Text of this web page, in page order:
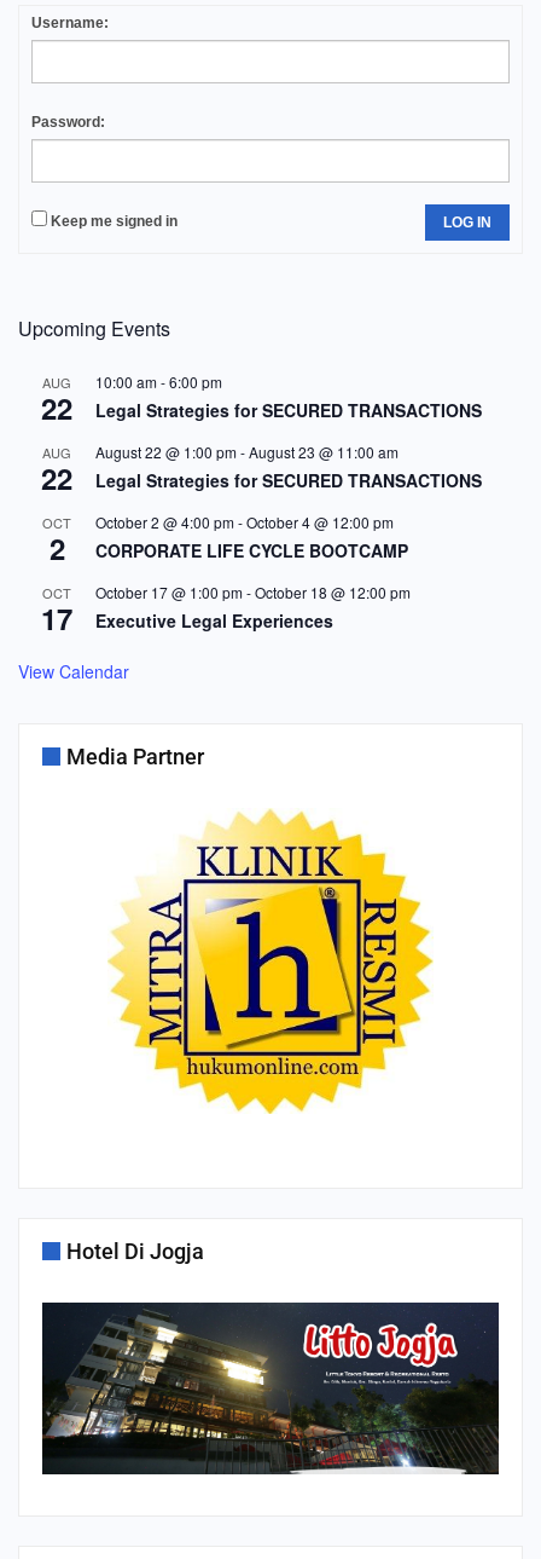
Username:
Password:
Keep me signed in LOG IN
Upcoming Events
AUG
22
10:00 am-6:00 pm
Legal Strategies for SECURED TRANSACTIONS
AUG
22
August 22 @ 1:00 pm-August 23 @ 11:00 am
Legal Strategies for SECURED TRANSACTIONS
OCT
2
October 2 @ 4:00 pm-October 4 @ 12:00 pm
CORPORATE LIFE CYCLE BOOTCAMP
OCT
17
October 17 @ 1:00 pm-October 18 @ 12:00 pm
Executive Legal Experiences
View Calendar
Media Partner
Hotel Di Jogja